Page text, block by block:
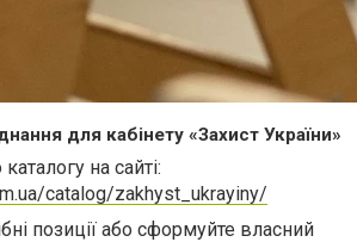
для кабінету «Захист України»
на сайті:
catalog/zakhyst_ukrayiny/
позиції або сформуйте власний